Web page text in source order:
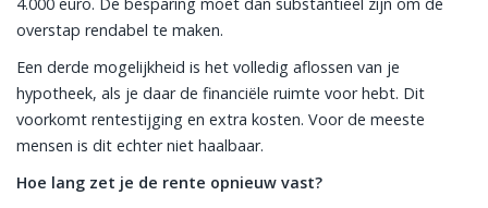
overstap rendabel te maken.
Een derde mogelijkheid is het volledig aflossen van je
hypotheek, als je daar de financiële ruimte voor hebt. Dit
voorkomt rentestijging en extra kosten. Voor de meeste
mensen is dit echter niet haalbaar.
Hoe lang zet je de rente opnieuw vast?